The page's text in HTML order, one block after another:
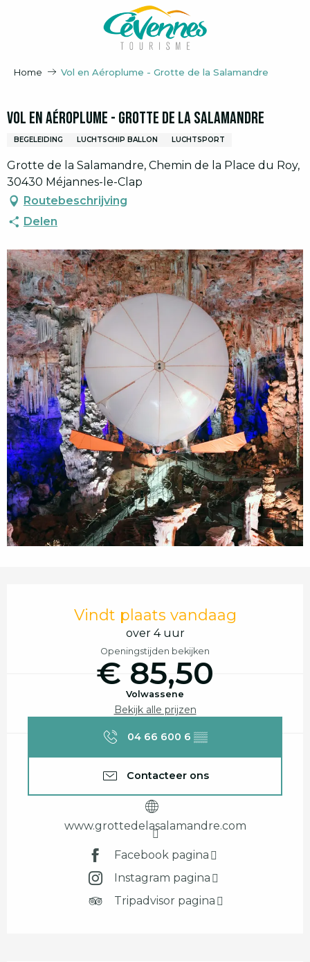
Home Vol en Aéroplume - Grotte de la Salamandre
Vol en Aéroplume - Grotte de la Salamandre
BEGELEIDING LUCHTSCHIP BALLON LUCHTSPORT
Grotte de la Salamandre, Chemin de la Place du Roy,
30430 Méjannes-le-Clap
Routebeschrijving
Delen
Vindt plaats vandaag
over 4 uur
Openingstijden bekijken
€ 85,50
Volwassene
Bekijk alle prijzen
04 66 600 6 ▒▒
Contacteer ons
www.grottedelasalamandre.com
Facebook pagina
Instagram pagina
Tripadvisor pagina